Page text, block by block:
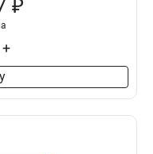
₽
+